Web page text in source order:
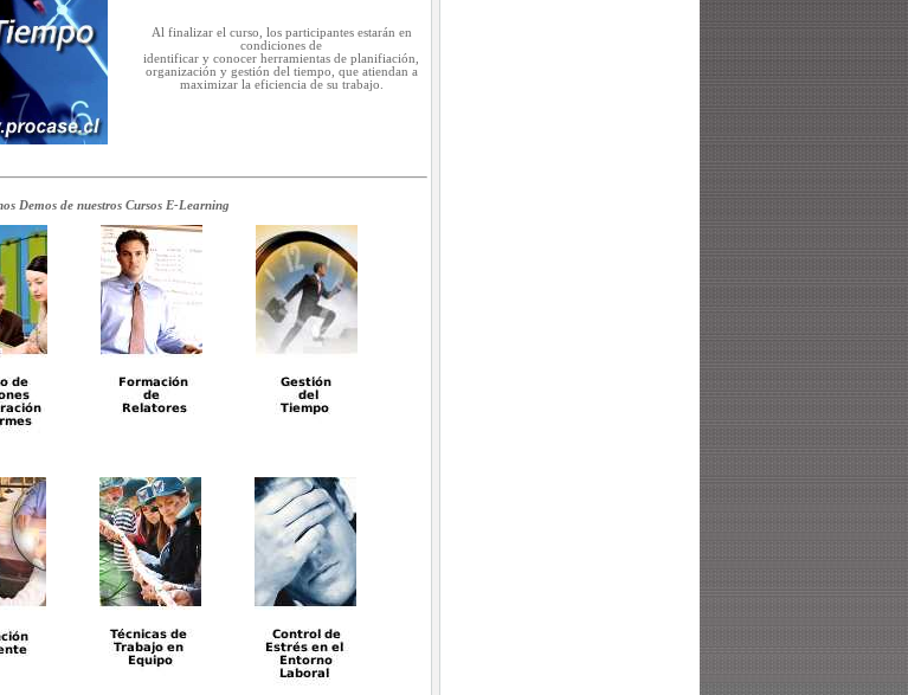
Al finalizar el curso, los participantes estarán en
condiciones de
identificar y conocer herramientas de planifiación,
organización y gestión del tiempo, que atiendan a
maximizar la eficiencia de su trabajo.
Demos de nuestros Cursos E-Learning